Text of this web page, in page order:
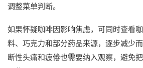
调整菜单判断。
如果怀疑咖啡因影响焦虑，可同时查看
料、巧克力和部分药品来源，逐步减少
断性头痛和疲倦也需要纳入观察，避免